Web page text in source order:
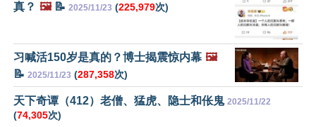
真？ 🖼️📝 2025/11/23 (225,979次)
习喊活150岁是真的？博士揭震惊内幕 🖼️
📝 2025/11/23 (287,358次)
天下奇谭（412）老僧、猛虎、隐士和伥鬼 2025/11/22
(74,305次)